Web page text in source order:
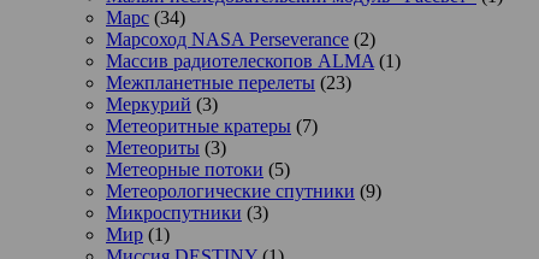
Марс (34)
Марсоход NASA Perseverance (2)
Массив радиотелескопов ALMA (1)
Межпланетные перелеты (23)
Меркурий (3)
Метеоритные кратеры (7)
Метеориты (3)
Метеорные потоки (5)
Метеорологические спутники (9)
Микроспутники (3)
Мир (1)